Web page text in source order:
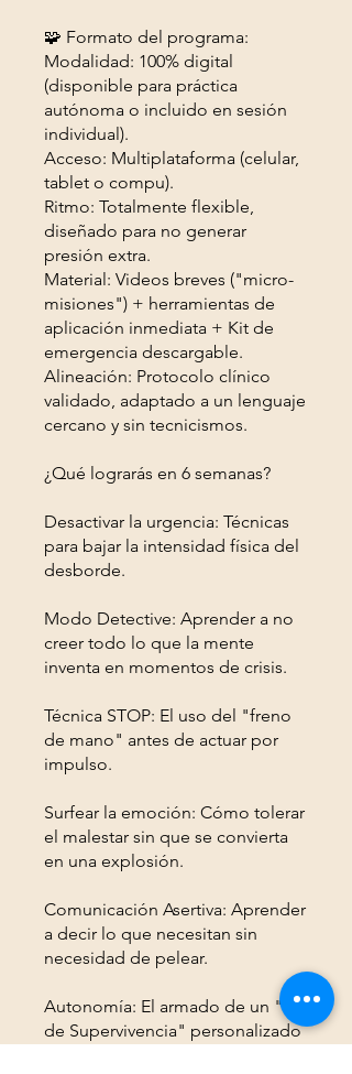
🧩 Formato del programa:
Modalidad: 100% digital
(disponible para práctica
autónoma o incluido en sesión
individual).
Acceso: Multiplataforma (celular,
tablet o compu).
Ritmo: Totalmente flexible,
diseñado para no generar
presión extra.
Material: Videos breves ("micro-
misiones") + herramientas de
aplicación inmediata + Kit de
emergencia descargable.
Alineación: Protocolo clínico
validado, adaptado a un lenguaje
cercano y sin tecnicismos.
¿Qué lograrás en 6 semanas?
Desactivar la urgencia: Técnicas
para bajar la intensidad física del
desborde.
Modo Detective: Aprender a no
creer todo lo que la mente
inventa en momentos de crisis.
Técnica STOP: El uso del "freno
de mano" antes de actuar por
impulso.
Surfear la emoción: Cómo tolerar
el malestar sin que se convierta
en una explosión.
Comunicación Asertiva: Aprender
a decir lo que necesitan sin
necesidad de pelear.
Autonomía: El armado de un "Kit
de Supervivencia" personalizado